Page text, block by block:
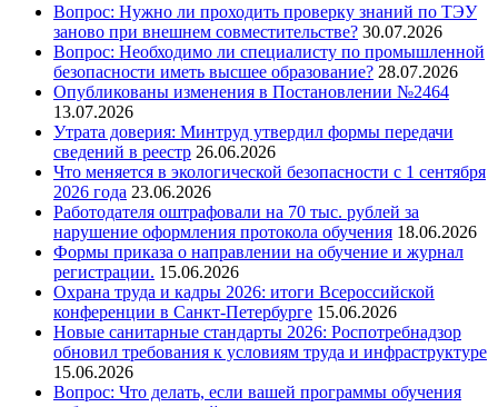
Вопрос: Нужно ли проходить проверку знаний по ТЭУ
заново при внешнем совместительстве? 30.07.2026
Вопрос: Необходимо ли специалисту по промышленной
безопасности иметь высшее образование? 28.07.2026
Опубликованы изменения в Постановлении №2464
13.07.2026
Утрата доверия: Минтруд утвердил формы передачи
сведений в реестр 26.06.2026
Что меняется в экологической безопасности с 1 сентября
2026 года 23.06.2026
Работодателя оштрафовали на 70 тыс. рублей за
нарушение оформления протокола обучения 18.06.2026
Формы приказа о направлении на обучение и журнал
регистрации. 15.06.2026
Охрана труда и кадры 2026: итоги Всероссийской
конференции в Санкт-Петербурге 15.06.2026
Новые санитарные стандарты 2026: Роспотребнадзор
обновил требования к условиям труда и инфраструктуре
15.06.2026
Вопрос: Что делать, если вашей программы обучения